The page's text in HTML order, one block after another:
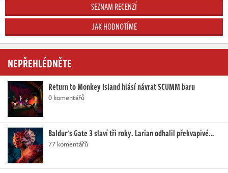
SEZNAM RECENZÍ
JAK HODNOTÍME
NEPŘEHLÉDNĚTE
Return to Monkey Island hlásí návrat SCUMM baru
0 komentářů
Baldur's Gate 3 slaví tři roky. Larian odhalil překvapivé…
77 komentářů